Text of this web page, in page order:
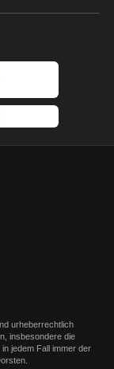
urheberrechtlich
insbesondere die
jedem Fall immer der